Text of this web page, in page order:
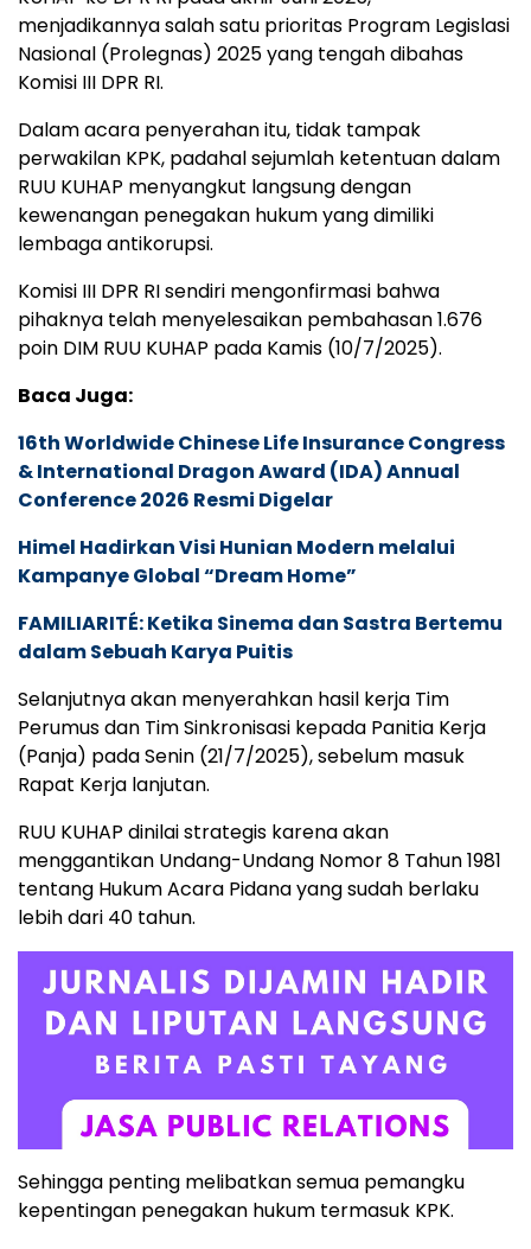
menjadikannya salah satu prioritas Program Legislasi
Nasional (Prolegnas) 2025 yang tengah dibahas
Komisi III DPR RI.
Dalam acara penyerahan itu, tidak tampak
perwakilan KPK, padahal sejumlah ketentuan dalam
RUU KUHAP menyangkut langsung dengan
kewenangan penegakan hukum yang dimiliki
lembaga antikorupsi.
Komisi III DPR RI sendiri mengonfirmasi bahwa
pihaknya telah menyelesaikan pembahasan 1.676
poin DIM RUU KUHAP pada Kamis (10/7/2025).
Baca Juga:
16th Worldwide Chinese Life Insurance Congress
& International Dragon Award (IDA) Annual
Conference 2026 Resmi Digelar
Himel Hadirkan Visi Hunian Modern melalui
Kampanye Global “Dream Home”
FAMILIARITÉ: Ketika Sinema dan Sastra Bertemu
dalam Sebuah Karya Puitis
Selanjutnya akan menyerahkan hasil kerja Tim
Perumus dan Tim Sinkronisasi kepada Panitia Kerja
(Panja) pada Senin (21/7/2025), sebelum masuk
Rapat Kerja lanjutan.
RUU KUHAP dinilai strategis karena akan
menggantikan Undang-Undang Nomor 8 Tahun 1981
tentang Hukum Acara Pidana yang sudah berlaku
lebih dari 40 tahun.
Sehingga penting melibatkan semua pemangku
kepentingan penegakan hukum termasuk KPK.